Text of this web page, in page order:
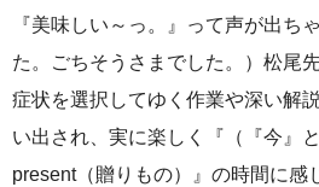
『美味しい～っ。』って声が出ち
た。ごちそうさまでした。）松尾
症状を選択してゆく作業や深い解
い出され、実に楽しく『（『今』
present（贈りもの）』の時間に感